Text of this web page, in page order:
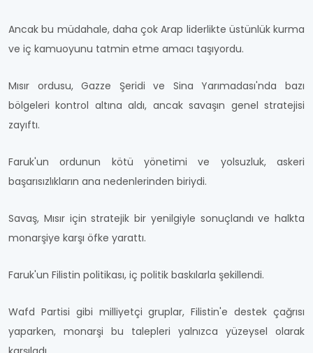
Ancak bu müdahale, daha çok Arap liderlikte üstünlük kurma
ve iç kamuoyunu tatmin etme amacı taşıyordu.
Mısır ordusu, Gazze Şeridi ve Sina Yarımadası'nda bazı
bölgeleri kontrol altına aldı, ancak savaşın genel stratejisi
zayıftı.
Faruk'un ordunun kötü yönetimi ve yolsuzluk, askeri
başarısızlıkların ana nedenlerinden biriydi.
Savaş, Mısır için stratejik bir yenilgiyle sonuçlandı ve halkta
monarşiye karşı öfke yarattı.
Faruk'un Filistin politikası, iç politik baskılarla şekillendi.
Wafd Partisi gibi milliyetçi gruplar, Filistin'e destek çağrısı
yaparken, monarşi bu talepleri yalnızca yüzeysel olarak